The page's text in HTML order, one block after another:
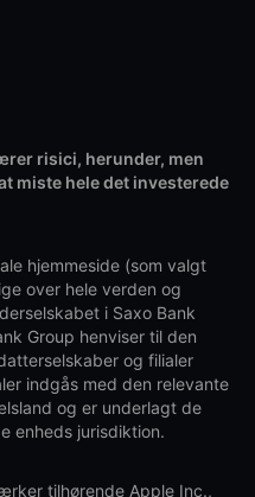
risici, herunder, men
miste hele det investerede
hjemmeside (som valgt
over hele verden og
i Saxo Bank
Group henviser til den
og filialer
indgås med den relevante
og er underlagt de
enheds jurisdiktion.
tilhørende Apple Inc.,